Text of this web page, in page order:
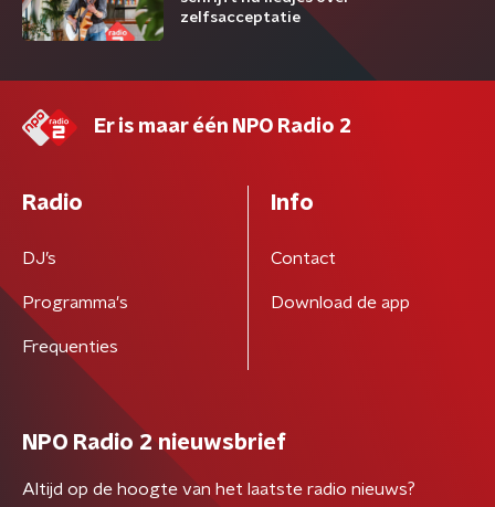
zelfsacceptatie
Er is maar één NPO Radio 2
Radio
DJ’s
Programma's
Frequenties
Info
Contact
Download de app
NPO Radio 2 nieuwsbrief
Altijd op de hoogte van het laatste radio nieuws?